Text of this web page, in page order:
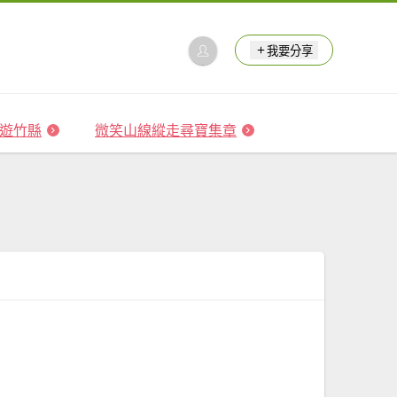
我要分享
竹縣 微笑山線縱走尋寶集章